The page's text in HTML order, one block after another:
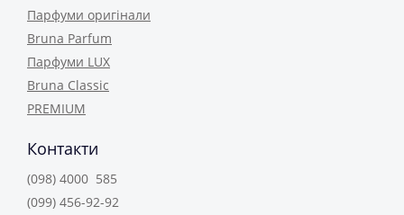
Парфуми оригінали
Bruna Parfum
Парфуми LUX
Bruna Classic
PREMIUM
Контакти
(098) 4000 585
(099) 456-92-92